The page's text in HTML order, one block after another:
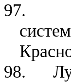
97.
98.